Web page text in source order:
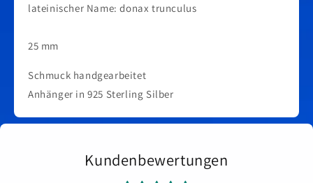
lateinischer Name: donax trunculus
25 mm
Schmuck handgearbeitet
Anhänger in 925 Sterling Silber
Kundenbewertungen